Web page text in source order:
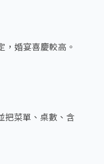
婚宴喜慶較高。
把菜單、桌數、含